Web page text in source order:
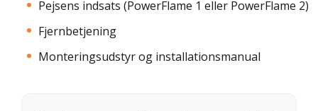
Pejsens indsats (PowerFlame 1 eller PowerFlame 2)
Fjernbetjening
Monteringsudstyr og installationsmanual